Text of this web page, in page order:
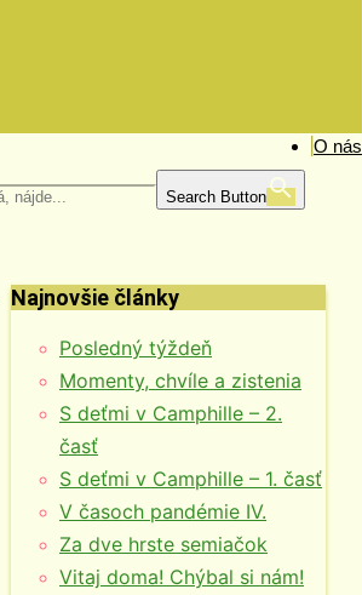
O nás
Search Button
Najnovšie články
Posledný týždeň
Momenty, chvíle a zistenia
S deťmi v Camphille – 2.
časť
S deťmi v Camphille – 1. časť
V časoch pandémie IV.
Za dve hrste semiačok
Vitaj doma! Chýbal si nám!